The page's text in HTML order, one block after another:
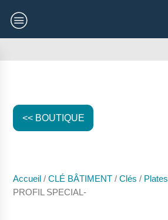
<< BOUTIQUE
Accueil /CLÉ BÂTIMENT /Clés / Plates
PROFIL SPECIAL-